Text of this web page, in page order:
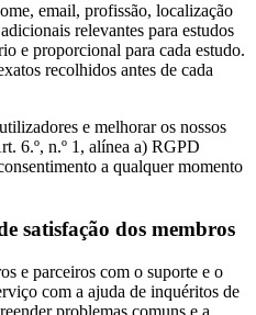
email, profissão, localização
relevantes para estudos
e proporcional para cada estudo.
recolhidos antes de cada
e melhorar os nossos
6.º, n.º 1, alínea a) RGPD
a qualquer momento
satisfação dos membros
e parceiros com o suporte e o
com a ajuda de inquéritos de
problemas comuns e a